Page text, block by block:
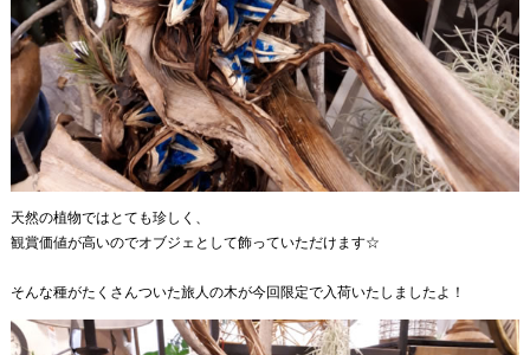
天然の植物ではとても珍しく、
観賞価値が高いのでオブジェとして飾っていただけます☆
そんな種がたくさんついた旅人の木が今回限定で入荷いたしましたよ！